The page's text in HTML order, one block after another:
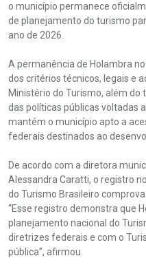
o município permanece
de planejamento do turismo
ano de 2026.
A permanência de Holambra
dos critérios técnicos, legais e
Ministério do Turismo, além
das políticas públicas voltadas
mantém o município apto a
federais destinados ao
De acordo com a diretora
Alessandra Caratti, o registro
do Turismo Brasileiro
“Esse registro demonstra que
planejamento nacional do
diretrizes federais e com o
pública”, afirmou.